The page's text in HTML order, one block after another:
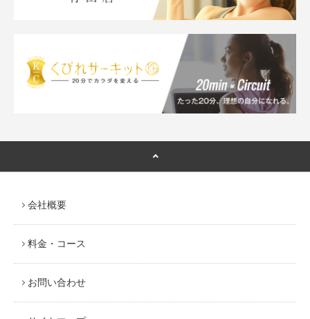
会社概要
料金・コース
お問い合わせ